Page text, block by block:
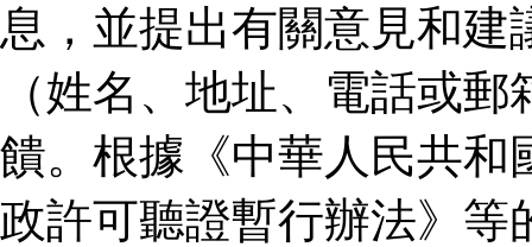
息，並提出有關意見和
（姓名、地址、電話或
饋。根據《中華人民共和
政許可聽證暫行辦法》等